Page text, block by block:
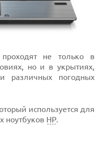
не только в
но и в укрытиях,
погодных
используется для
ноутбуков HP